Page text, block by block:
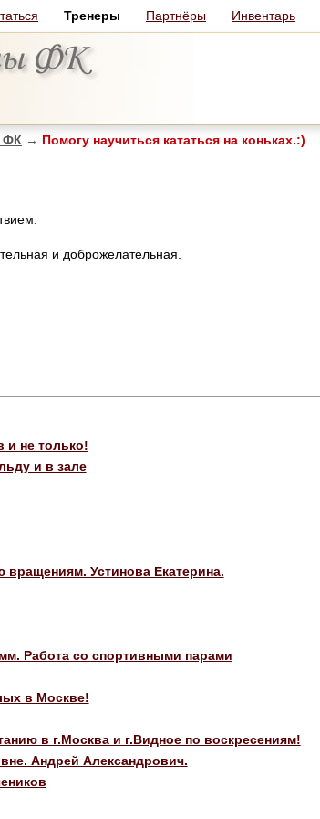
Тренеры Партнёры Инвентарь
ФК → Помогу научиться кататься на коньках.:)
и доброжелательная.
и не только!
и в зале
Устинова Екатерина.
Работа со спортивными парами
в Москве!
в г.Москва и г.Видное по воскресениям!
Андрей Александрович.